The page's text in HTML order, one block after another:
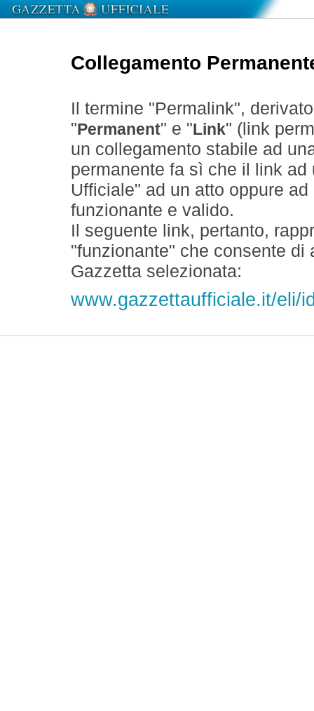
Collegamento
Il termine "Permalink",
" Permanent" e " Link" (link
un collegamento stabile ad
permanente fa sì che il link
Ufficiale" ad un atto oppure
funzionante e valido.
Il seguente link, pertanto,
"funzionante" che consente
Gazzetta selezionata:
www.gazzettaufficiale.it/eli/